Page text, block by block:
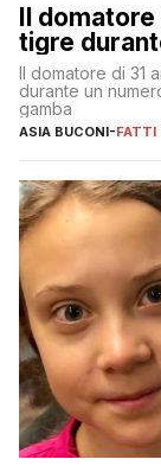
Il
tigre
Il domatore di 31
durante un
gamba
ASIA BUCONI-FATTI